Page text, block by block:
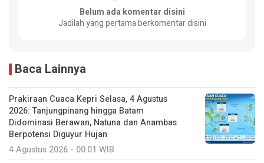
Belum ada komentar disini
Jadilah yang pertama berkomentar disini
Baca Lainnya
Prakiraan Cuaca Kepri Selasa, 4 Agustus
2026: Tanjungpinang hingga Batam
Didominasi Berawan, Natuna dan Anambas
Berpotensi Diguyur Hujan
4 Agustus 2026 - 00:01 WIB